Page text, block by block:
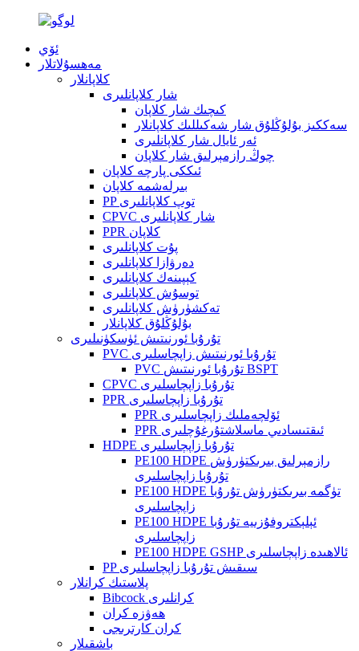
ئۆي
مەھسۇلاتلار
كلاپانلار
شار كلاپانلىرى
كىچىك شار كلاپان
سەككىز بۇلۇڭلۇق شار شەكىللىك كلاپانلار
ئەر ئايال شار كلاپانلىرى
چوڭ رازمېرلىق شار كلاپان
ئىككى پارچە كلاپان
بىرلەشمە كلاپان
PP توپ كلاپانلىرى
CPVC شار كلاپانلىرى
PPR كلاپان
پۇت كلاپانلىرى
دەرۋازا كلاپانلىرى
كېپىنەك كلاپانلىرى
توسۇش كلاپانلىرى
تەكشۈرۈش كلاپانلىرى
بۇلۇڭلۇق كلاپانلار
تۇرۇبا ئورنىتىش ئۈسكۈنىلىرى
PVC تۇرۇبا ئورنىتىش زاپچاسلىرى
PVC تۇرۇبا ئورنىتىش BSPT
CPVC تۇرۇبا زاپچاسلىرى
PPR تۇرۇبا زاپچاسلىرى
PPR ئۆلچەملىك زاپچاسلىرى
PPR ئىقتىسادىي ماسلاشتۇرغۇچلىرى
HDPE تۇرۇبا زاپچاسلىرى
PE100 HDPE رازمېرلىق بىرىكتۈرۈش
تۇرۇبا زاپچاسلىرى
PE100 HDPE تۈگمە بىرىكتۈرۈش تۇرۇبا
زاپچاسلىرى
PE100 HDPE ئېلېكتروفۇزىيە تۇرۇبا
زاپچاسلىرى
PE100 HDPE GSHP ئالاھىدە زاپچاسلىرى
PP سىقىش تۇرۇبا زاپچاسلىرى
پلاستىك كرانلار
Bibcock كرانلىرى
ھەۋزە كران
كران كارترىجى
باشقىلار